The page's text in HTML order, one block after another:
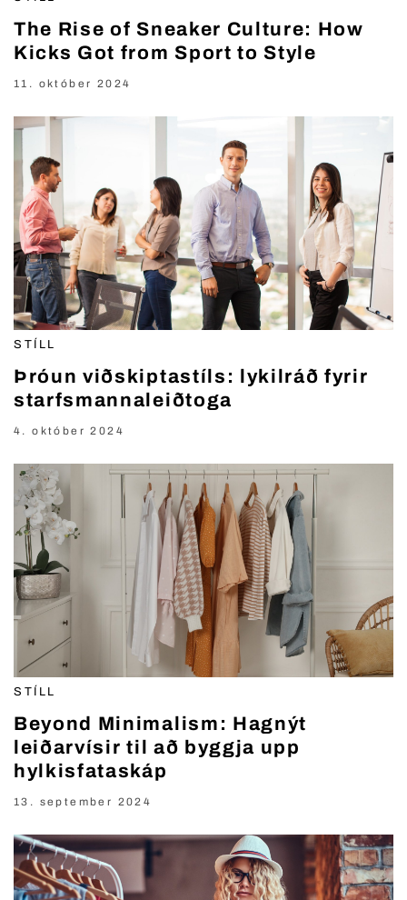
The Rise of Sneaker Culture: How
Kicks Got from Sport to Style
11. október 2024
STÍLL
Þróun viðskiptastíls: lykilráð fyrir
starfsmannaleiðtoga
4. október 2024
STÍLL
Beyond Minimalism: Hagnýt
leiðarvísir til að byggja upp
hylkisfataskáp
13. september 2024